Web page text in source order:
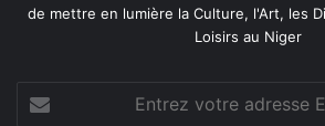
de mettre en lumière la Culture, l'Art, les
Loisirs au Niger
votre